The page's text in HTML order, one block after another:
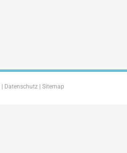
Datenschutz Sitemap